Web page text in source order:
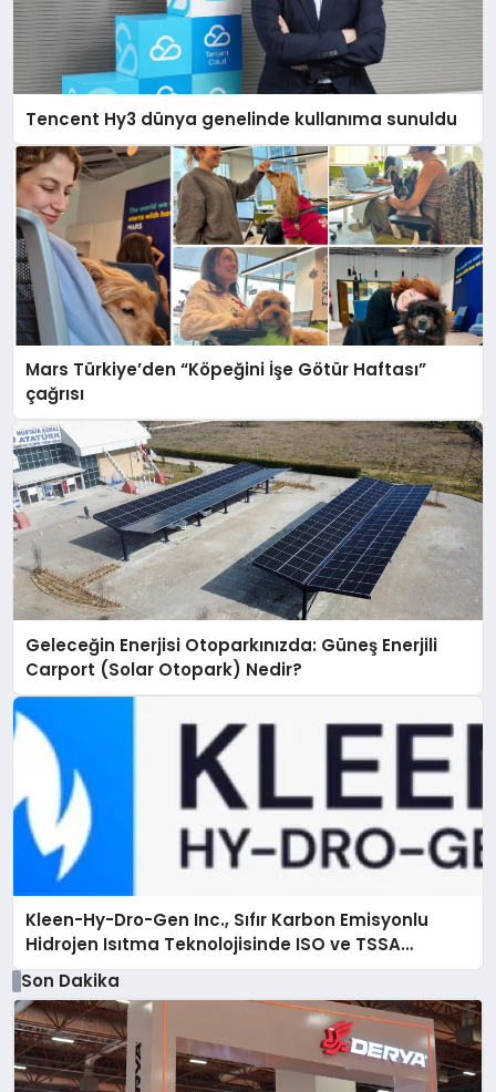
Tencent Hy3 dünya genelinde kullanıma sunuldu
Mars Türkiye’den “Köpeğini İşe Götür Haftası”
çağrısı
Geleceğin Enerjisi Otoparkınızda: Güneş Enerjili
Carport (Solar Otopark) Nedir?
Kleen-Hy-Dro-Gen Inc., Sıfır Karbon Emisyonlu
Hidrojen Isıtma Teknolojisinde ISO ve TSSA
Düzenleyici Onaylarını Aldı
Son Dakika